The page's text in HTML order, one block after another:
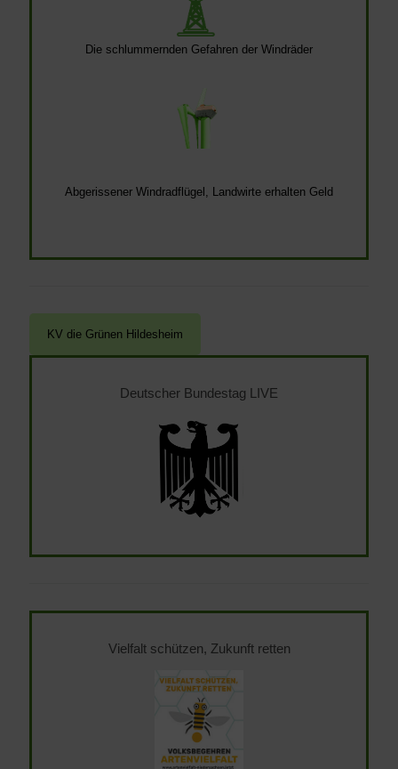
Die schlummernden Gefahren der Windräder
Abgerissener Windradflügel, Landwirte erhalten Geld
Deutscher Bundestag LIVE
Vielfalt schützen, Zukunft retten